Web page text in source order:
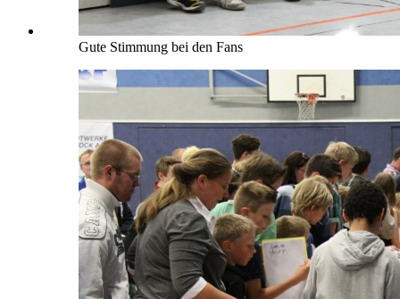
Gute Stimmung bei den Fans